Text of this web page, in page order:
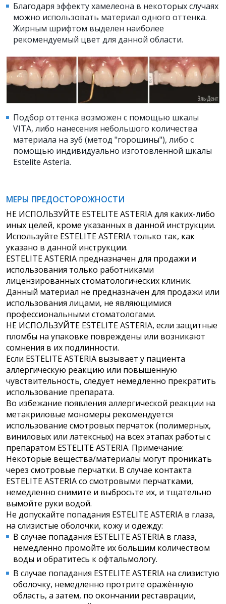
Благодаря эффекту хамелеона в некоторых случаях
можно использовать материал одного оттенка.
Жирным шрифтом выделен наиболее
рекомендуемый цвет для данной области.
Подбор оттенка возможен с помощью шкалы
VITA, либо нанесения небольшого количества
материала на зуб (метод "горошины"), либо с
помощью индивидуально изготовленной шкалы
Estelite Asteria.
МЕРЫ ПРЕДОСТОРОЖНОСТИ
НЕ ИСПОЛЬЗУЙТЕ ESTELITE ASTERIA для каких-либо
иных целей, кроме указанных в данной инструкции.
Используйте ESTELITE ASTERIA только так, как
указано в данной инструкции.
ESTELITE ASTERIA предназначен для продажи и
использования только работниками
лицензированных стоматологических клиник.
Данный материал не предназначен для продажи или
использования лицами, не являющимися
профессиональными стоматологами.
НЕ ИСПОЛЬЗУЙТЕ ESTELITE ASTERIA, если защитные
пломбы на упаковке повреждены или возникают
сомнения в их подлинности.
Если ESTELITE ASTERIA вызывает у пациента
аллергическую реакцию или повышенную
чувствительность, следует немедленно прекратить
использование препарата.
Во избежание появления аллергической реакции на
метакриловые мономеры рекомендуется
использование смотровых перчаток (полимерных,
виниловых или латексных) на всех этапах работы с
препаратом ESTELITE ASTERIA. Примечание:
Некоторые вещества/материалы могут проникать
через смотровые перчатки. В случае контакта
ESTELITE ASTERIA со смотровыми перчатками,
немедленно снимите и выбросьте их, и тщательно
вымойте руки водой.
Не допускайте попадания ESTELITE ASTERIA в глаза,
на слизистые оболочки, кожу и одежду:
В случае попадания ESTELITE ASTERIA в глаза,
немедленно промойте их большим количеством
воды и обратитесь к офтальмологу.
В случае попадания ESTELITE ASTERIA на слизистую
оболочку, немедленно протрите оражѐнную
область, а затем, по окончании реставрации,